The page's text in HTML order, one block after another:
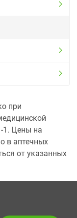
при
1. Цены на
в аптечных
от указанных